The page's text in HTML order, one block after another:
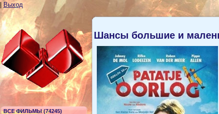
Выход
ВСЕ ФИЛЬМЫ (74245)
Шансы большие и